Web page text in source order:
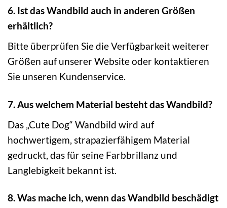
6. Ist das Wandbild auch in anderen Größen
erhältlich?
Bitte überprüfen Sie die Verfügbarkeit weiterer
Größen auf unserer Website oder kontaktieren
Sie unseren Kundenservice.
7. Aus welchem Material besteht das Wandbild?
Das „Cute Dog“ Wandbild wird auf
hochwertigem, strapazierfähigem Material
gedruckt, das für seine Farbbrillanz und
Langlebigkeit bekannt ist.
8. Was mache ich, wenn das Wandbild beschädigt